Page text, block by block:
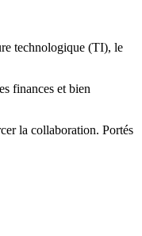
technologique (TI), le
finances et bien
la collaboration. Portés